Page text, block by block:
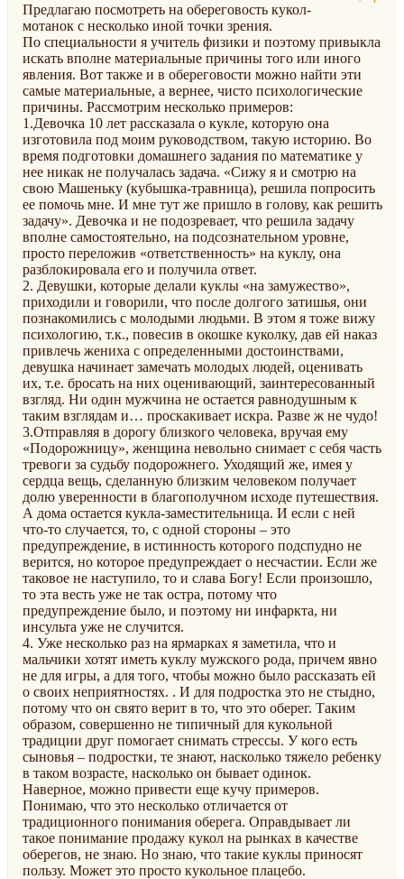
Предлагаю посмотреть на обереговость кукол-
мотанок с несколько иной точки зрения.
По специальности я учитель физики и поэтому привыкла
искать вполне материальные причины того или иного
явления. Вот также и в обереговости можно найти эти
самые материальные, а вернее, чисто психологические
причины. Рассмотрим несколько примеров:
1.Девочка 10 лет рассказала о кукле, которую она
изготовила под моим руководством, такую историю. Во
время подготовки домашнего задания по математике у
нее никак не получалась задача. «Сижу я и смотрю на
свою Машеньку (кубышка-травница), решила попросить
ее помочь мне. И мне тут же пришло в голову, как решить
задачу». Девочка и не подозревает, что решила задачу
вполне самостоятельно, на подсознательном уровне,
просто переложив «ответственность» на куклу, она
разблокировала его и получила ответ.
2. Девушки, которые делали куклы «на замужество»,
приходили и говорили, что после долгого затишья, они
познакомились с молодыми людьми. В этом я тоже вижу
психологию, т.к., повесив в окошке куколку, дав ей наказ
привлечь жениха с определенными достоинствами,
девушка начинает замечать молодых людей, оценивать
их, т.е. бросать на них оценивающий, заинтересованный
взгляд. Ни один мужчина не остается равнодушным к
таким взглядам и… проскакивает искра. Разве ж не чудо!
3.Отправляя в дорогу близкого человека, вручая ему
«Подорожницу», женщина невольно снимает с себя часть
тревоги за судьбу подорожнего. Уходящий же, имея у
сердца вещь, сделанную близким человеком получает
долю уверенности в благополучном исходе путешествия.
А дома остается кукла-заместительница. И если с ней
что-то случается, то, с одной стороны – это
предупреждение, в истинность которого подспудно не
верится, но которое предупреждает о несчастии. Если же
таковое не наступило, то и слава Богу! Если произошло,
то эта весть уже не так остра, потому что
предупреждение было, и поэтому ни инфаркта, ни
инсульта уже не случится.
4. Уже несколько раз на ярмарках я заметила, что и
мальчики хотят иметь куклу мужского рода, причем явно
не для игры, а для того, чтобы можно было рассказать ей
о своих неприятностях. . И для подростка это не стыдно,
потому что он свято верит в то, что это оберег. Таким
образом, совершенно не типичный для кукольной
традиции друг помогает снимать стрессы. У кого есть
сыновья – подростки, те знают, насколько тяжело ребенку
в таком возрасте, насколько он бывает одинок.
Наверное, можно привести еще кучу примеров.
Понимаю, что это несколько отличается от
традиционного понимания оберега. Оправдывает ли
такое понимание продажу кукол на рынках в качестве
оберегов, не знаю. Но знаю, что такие куклы приносят
пользу. Может это просто кукольное плацебо.